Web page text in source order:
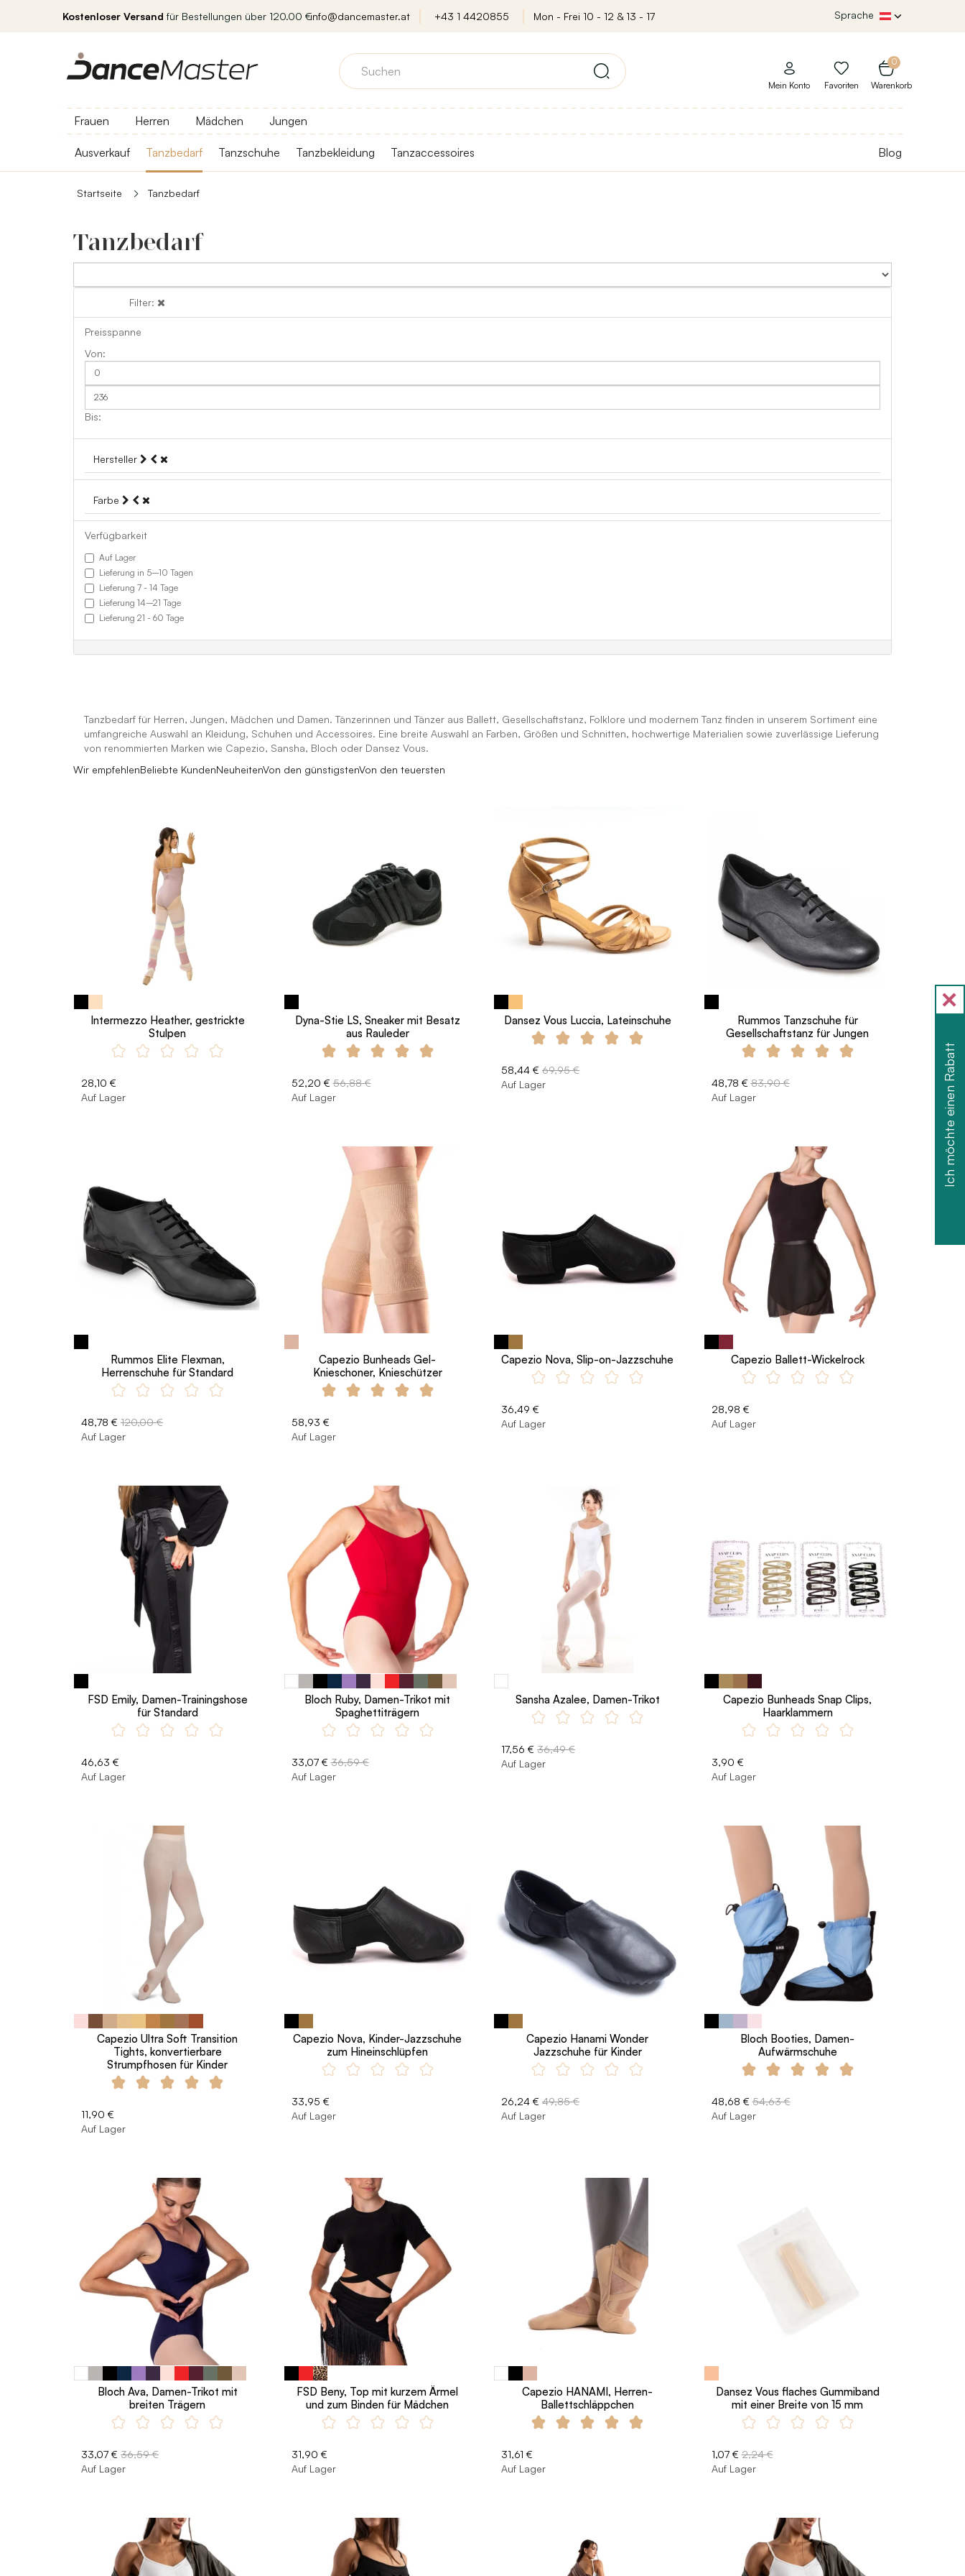
Kostenloser Versand für Bestellungen über 120.00 €info@dancemaster.at +43 1 4420855 Mon - Frei 10 - 12 & 13 - 17 Sprache
0
Warenkorb
Mein Konto Favoriten
Frauen Herren Mädchen Jungen
Ausverkauf Tanzbedarf Tanzschuhe Tanzbekleidung Tanzaccessoires Blog
Startseite Tanzbedarf
Tanzbedarf
Filter:
Preisspanne
Hersteller
Farbe
Verfügbarkeit
Auf Lager
Lieferung in 5–10 Tagen
Lieferung 7 - 14 Tage
Lieferung 14–21 Tage
Lieferung 21 - 60 Tage
Tanzbedarf für Herren, Jungen, Mädchen und Damen. Tänzerinnen und Tänzer aus Ballett, Gesellschaftstanz, Folklore und modernem Tanz finden in unserem Sortiment eine
umfangreiche Auswahl an Kleidung, Schuhen und Accessoires. Eine breite Auswahl an Farben, Größen und Schnitten, hochwertige Materialien sowie zuverlässige Lieferung
von renommierten Marken wie Capezio, Sansha, Bloch oder Dansez Vous.
Wir empfehlenBeliebte KundenNeuheitenVon den günstigstenVon den teuersten
Intermezzo Heather, gestrickte
Stulpen
28,10 €
Auf Lager
Dyna-Stie LS, Sneaker mit Besatz
aus Rauleder
52,20 € 56,88 €
Auf Lager
Dansez Vous Luccia, Lateinschuhe
58,44 € 69,95 €
Auf Lager
Rummos Tanzschuhe für
Gesellschaftstanz für Jungen
48,78 € 83,90 €
Auf Lager
Rummos Elite Flexman,
Herrenschuhe für Standard
48,78 € 120,00 €
Auf Lager
Capezio Bunheads Gel-
Knieschoner, Knieschützer
58,93 €
Auf Lager
Capezio Nova, Slip-on-Jazzschuhe
36,49 €
Auf Lager
Capezio Ballett-Wickelrock
28,98 €
Auf Lager
FSD Emily, Damen-Trainingshose
für Standard
46,63 €
Auf Lager
Bloch Ruby, Damen-Trikot mit
Spaghettiträgern
33,07 € 36,59 €
Auf Lager
Sansha Azalee, Damen-Trikot
17,56 € 36,49 €
Auf Lager
Capezio Bunheads Snap Clips,
Haarklammern
3,90 €
Auf Lager
Capezio Ultra Soft Transition
Tights, konvertierbare
Strumpfhosen für Kinder
11,90 €
Auf Lager
Capezio Nova, Kinder-Jazzschuhe
zum Hineinschlüpfen
33,95 €
Auf Lager
Capezio Hanami Wonder
Jazzschuhe für Kinder
26,24 € 49,85 €
Auf Lager
Bloch Booties, Damen-
Aufwärmschuhe
48,68 € 54,63 €
Auf Lager
Bloch Ava, Damen-Trikot mit
breiten Trägern
33,07 € 36,59 €
Auf Lager
FSD Beny, Top mit kurzem Ärmel
und zum Binden für Mädchen
31,90 €
Auf Lager
Capezio HANAMI, Herren-
Ballettschläppchen
31,61 €
Auf Lager
Dansez Vous flaches Gummiband
mit einer Breite von 15 mm
1,07 € 2,24 €
Auf Lager
Ich möchte einen Rabatt